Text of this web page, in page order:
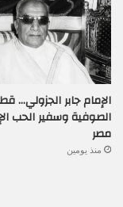
الإمام جابر الجزولي…
الصوفية وسفير الحب
مصر
منذ يومين